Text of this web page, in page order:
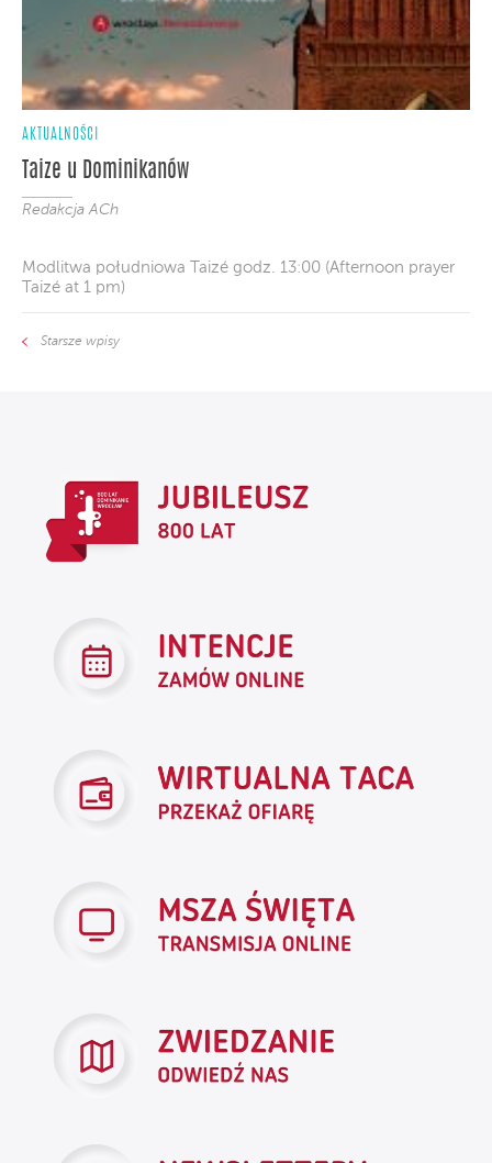
AKTUALNOŚCI
Taize u Dominikanów
Redakcja ACh
Modlitwa południowa Taizé godz. 13:00 (Afternoon prayer
Taizé at 1 pm)
Starsze wpisy